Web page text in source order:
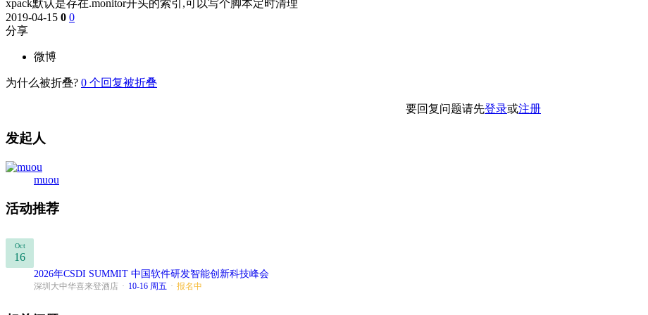
xpack默认是存在.monitor开头的索引,可以写个脚本定时清理
2019-04-15 0 0
分享
微博
为什么被折叠? 0 个回复被折叠
要回复问题请先登录或注册
发起人
muou
活动推荐
Oct
16
2026年CSDI SUMMIT 中国软件研发智能创新科技峰会
深圳大中华喜来登酒店 · 10-16 周五 · 报名中